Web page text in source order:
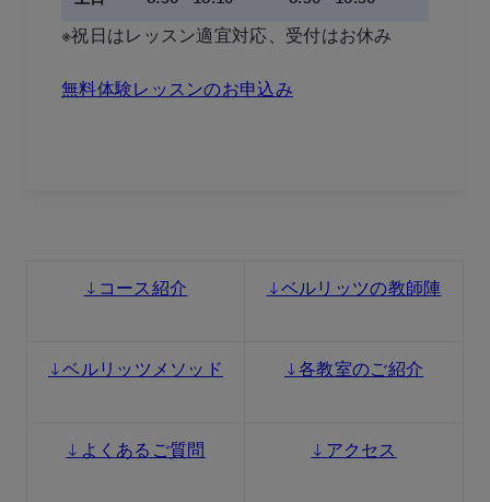
※祝日はレッスン適宜対応、受付はお休み
無料体験レッスンのお申込み
↓コース紹介 ↓ベルリッツの教師陣
↓ベルリッツメソッド ↓各教室のご紹介
↓よくあるご質問 ↓アクセス